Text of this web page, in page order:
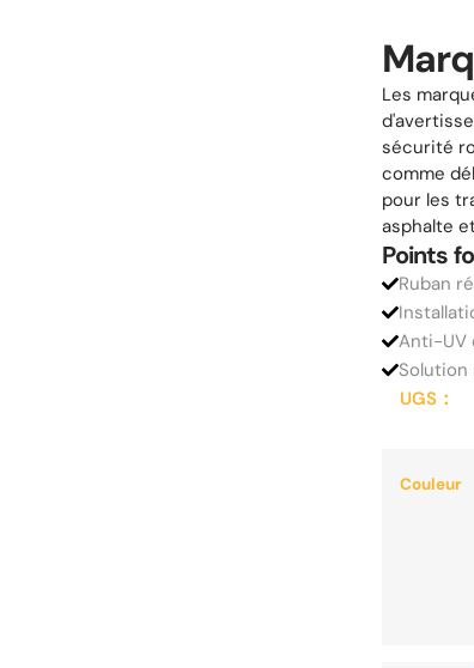
Les
sécurité
comme
pour les
asphalte
Points
Ruban
Anti-UV
Solution
UGS：
Couleur